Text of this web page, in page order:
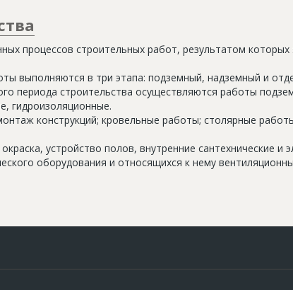
процессов строительных работ, результатом которых
выполняются в три этапа: подземный, надземный и
периода строительства осуществляются работы
гидроизоляционные.
конструкций; кровельные работы; столярные
устройство полов, внутренние сантехнические и
оборудования и относящихся к нему